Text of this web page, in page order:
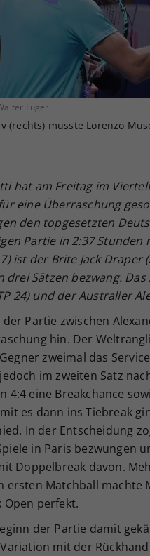
Luger
(rechts) musste Lorenzo
hat am Freitag im
eine Überraschung
den topgesetzten
Partie in 2:37
ist der Brite Jack Draper
drei Sätzen bezwang.
24) und der Australier
der Partie zwischen
hin. Der
zweimal das
im zweiten Satz
4:4 eine Breakchance
es dann ins Tiebreak
In der Entscheidung
in Paris bezwungen
Doppelbreak davon.
ersten Matchball machte
Open perfekt.
der Partie damit
mit der